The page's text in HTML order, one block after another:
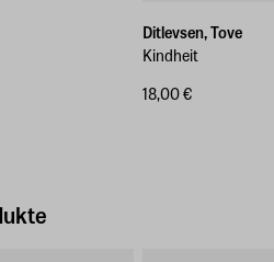
Ditlevsen, Tove
Kindheit
18,00 €